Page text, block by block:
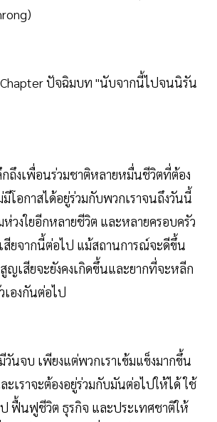
Chapter ปัจฉิมบท "นับจากนี้ไปจนนิรัน
กถึงเพื่อนร่วมชาติหลายหมื่นชีวิตที่ต้อง
โอกาสได้อยู่ร่วมกับพวกเราจนถึงวันนี้
วงใยอีกหลายชีวิต และหลายครอบครัว
สียจากนี้ต่อไป แม้สถานการณ์จะดีขึ้น
ญเสียจะยังคงเกิดขึ้นและยากที่จะหลีก
เองกันต่อไป
วันจบ เพียงแต่พวกเราเข้มแข็งมากขึ้น
ะเราจะต้องอยู่ร่วมกับมันต่อไปให้ได้ ใช้
ฟื้นฟูชีวิต ธุรกิจ และประเทศชาติให้